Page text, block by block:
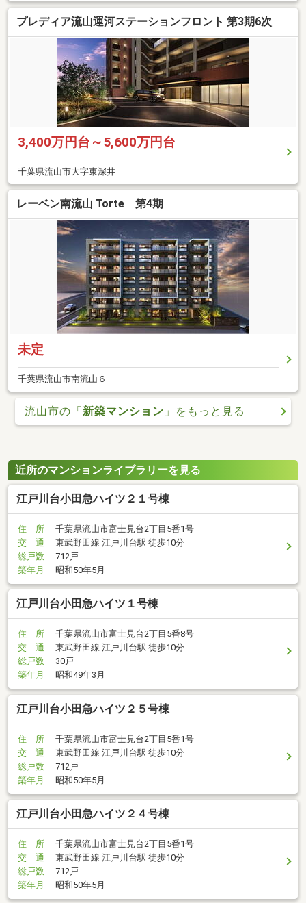
プレディア流山運河ステーションフロント 第3期6次
3,400万円台～5,600万円台
千葉県流山市大字東深井
レーベン南流山 Torte 第4期
未定
千葉県流山市南流山６
流山市の「新築マンション 」をもっと見る
近所のマンションライブラリーを見る
江戸川台小田急ハイツ２１号棟
住 所
千葉県流山市富士見台2丁目5番1号
交 通
東武野田線 江戸川台駅 徒歩10分
総戸数
712戸
築年月
昭和50年5月
江戸川台小田急ハイツ１号棟
住 所
千葉県流山市富士見台2丁目5番8号
交 通
東武野田線 江戸川台駅 徒歩10分
総戸数
30戸
築年月
昭和49年3月
江戸川台小田急ハイツ２５号棟
住 所
千葉県流山市富士見台2丁目5番1号
交 通
東武野田線 江戸川台駅 徒歩10分
総戸数
712戸
築年月
昭和50年5月
江戸川台小田急ハイツ２４号棟
住 所
千葉県流山市富士見台2丁目5番1号
交 通
東武野田線 江戸川台駅 徒歩10分
総戸数
712戸
築年月
昭和50年5月